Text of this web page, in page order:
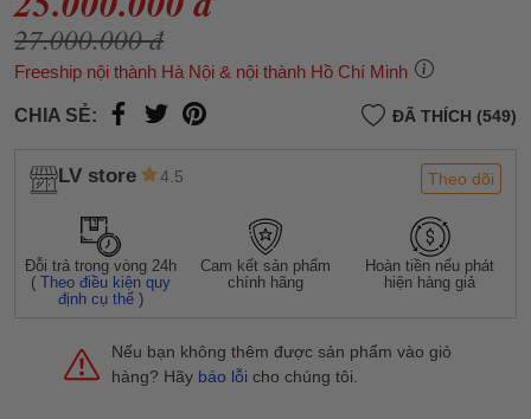
27.000.000 đ
Freeship nội thành Hà Nội & nội thành Hồ Chí Minh
CHIA SẺ: ĐÃ THÍCH (549)
LV store 4.5 Theo dõi
Đỗi trả trong vòng 24h
(Theo điều kiện quy
định cụ thể )
Cam kết sản phẩm
chính hãng
Hoàn tiền nếu phát
hiện hàng giả
Nếu bạn không thêm được sản phẩm vào giỏ
hàng? Hãy báo lỗi cho chúng tôi.